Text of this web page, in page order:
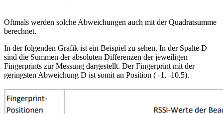
Oftmals werden solche Abweichungen auch mit der Quadratsumme
berechnet.
In der folgenden Grafik ist ein Beispiel zu sehen. In der Spalte D
sind die Summen der absoluten Differenzen der jeweiligen
Fingerprints zur Messung dargestellt. Der Fingerprint mit der
geringsten Abweichung D ist somit an Position ( -1, -10.5).